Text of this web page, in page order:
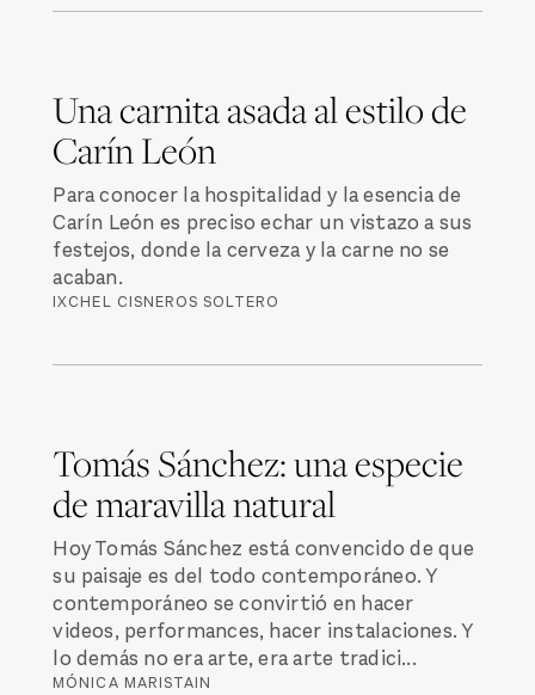
Una carnita asada al estilo de
Carín León
Para conocer la hospitalidad y la esencia de
Carín León es preciso echar un vistazo a sus
festejos, donde la cerveza y la carne no se
acaban.
IXCHEL CISNEROS SOLTERO
Tomás Sánchez: una especie
de maravilla natural
Hoy Tomás Sánchez está convencido de que
su paisaje es del todo contemporáneo. Y
contemporáneo se convirtió en hacer
videos, performances, hacer instalaciones. Y
lo demás no era arte, era arte tradici...
MÓNICA MARISTAIN